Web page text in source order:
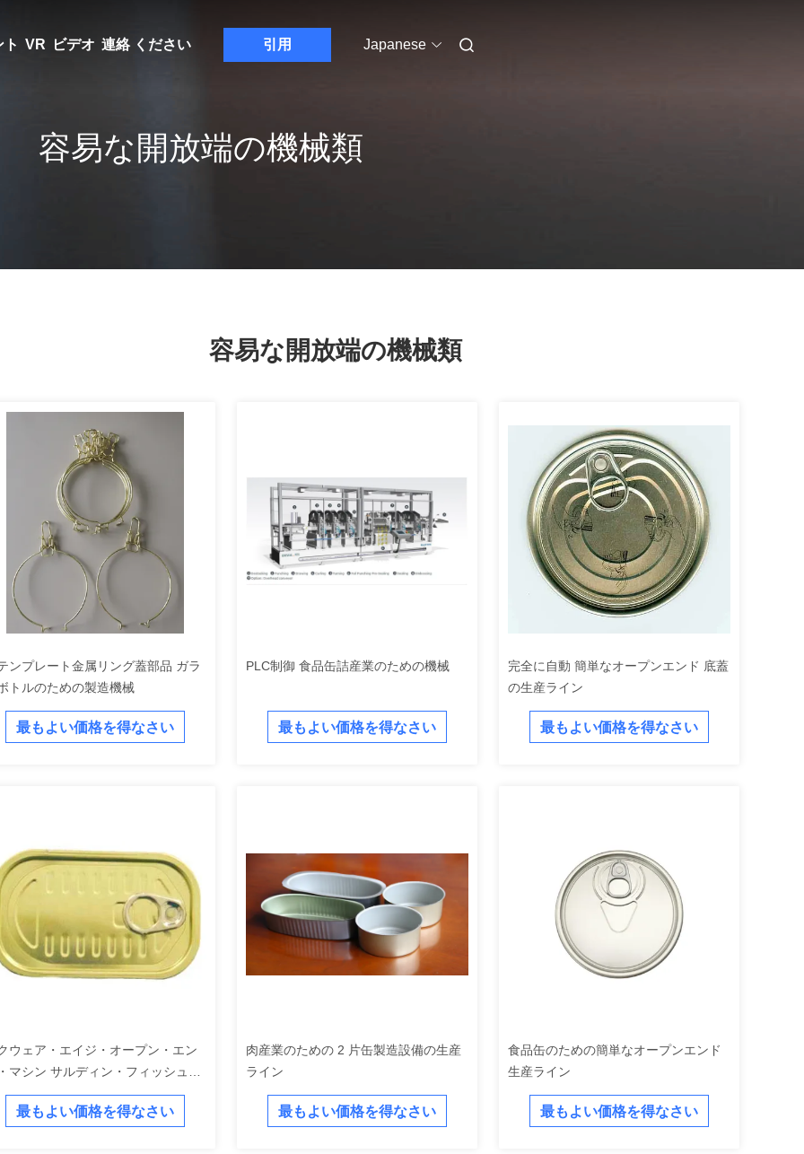
VR ビデオ 連絡 ください 引用 Japanese
容易な開放端の機械類
容易な開放端の機械類
ンプレート金属リング蓋部品 ガラ
トルのための製造機械
最もよい価格を得なさい
PLC制御 食品缶詰産業のための機械
最もよい価格を得なさい
完全に自動 簡単なオープンエンド 底蓋
の生産ライン
最もよい価格を得なさい
ウェア・エイジ・オープン・エン
マシン サルディン・フィッシュ・
ダストリア
最もよい価格を得なさい
肉産業のための 2 片缶製造設備の生産
ライン
最もよい価格を得なさい
食品缶のための簡単なオープンエンド
生産ライン
最もよい価格を得なさい